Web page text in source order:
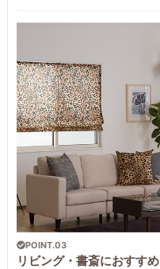
POINT.03
リビング・書斎におすすめ